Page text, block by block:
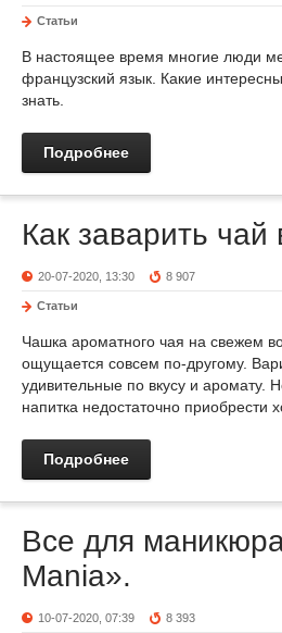
Статьи
В настоящее время многие люди
французский язык. Какие
знать.
Подробнее
Как заварить чай
20-07-2020, 13:30 8 907
Статьи
Чашка ароматного чая на свежем
ощущается совсем по-другому.
удивительные по вкусу и аромату.
напитка недостаточно приобрести
Подробнее
Все для
Mania».
10-07-2020, 07:39 8 393